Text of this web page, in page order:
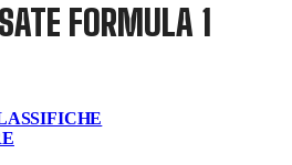
FORMULA 1